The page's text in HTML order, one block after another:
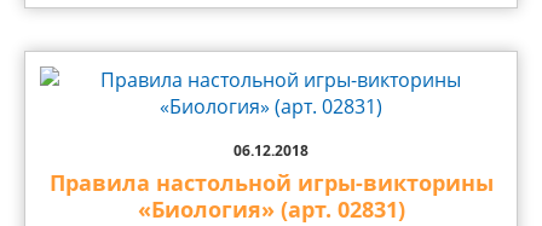
06.12.2018
Правила настольной игры-викторины
«Биология» (арт. 02831)